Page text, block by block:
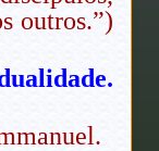
outros.”)